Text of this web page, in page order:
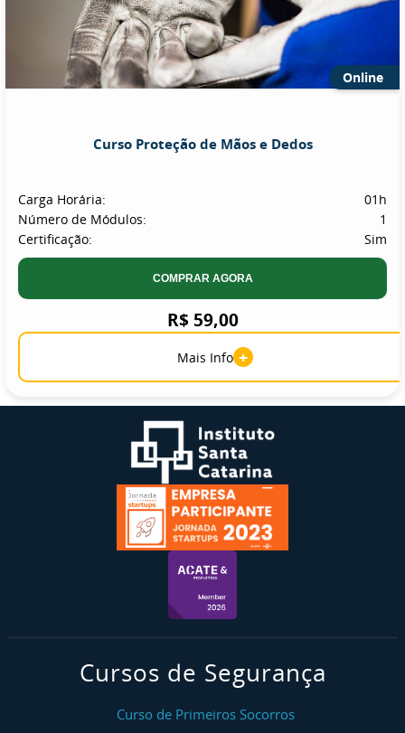
Online
Curso Proteção de Mãos e Dedos
Carga Horária:
01h
Número de Módulos:
1
Certificação:
Sim
COMPRAR AGORA
R$ 59,00
Mais Info +
Cursos de Segurança
Curso de Primeiros Socorros